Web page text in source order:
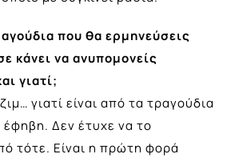
που θα ερμηνεύσεις
κάνει να ανυπομονείς
γιατί;
γιατί είναι από τα τραγούδια
Δεν έτυχε να το
τότε. Είναι η πρώτη φορά